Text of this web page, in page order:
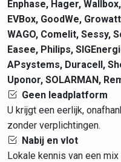
Enphase, Hager,
EVBox, GoodWe,
WAGO, Comelit, Sessy,
Easee, Philips,
APsystems, Duracell,
Uponor, SOLARMAN,
Geen leadplatform
U krijgt een eerlijk,
zonder verplichtingen.
Nabij en vlot
Lokale kennis van een